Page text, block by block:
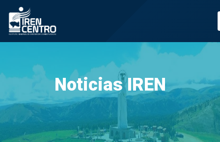
Prueba
Noticias IREN